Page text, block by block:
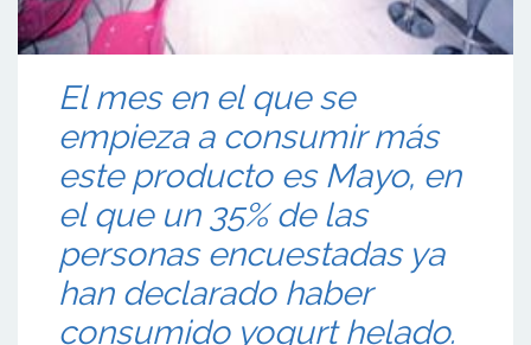
El mes en el que se
empieza a consumir más
este producto es Mayo, en
el que un 35% de las
personas encuestadas ya
han declarado haber
consumido yogurt helado.